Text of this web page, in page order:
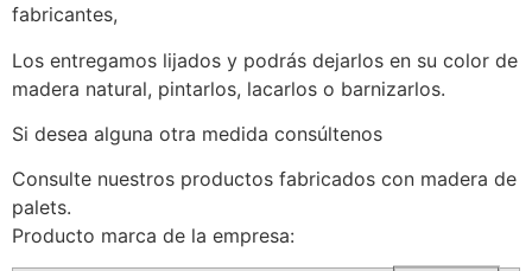
fabricantes,
Los entregamos lijados y podrás dejarlos en su color de
madera natural, pintarlos, lacarlos o barnizarlos.
Si desea alguna otra medida consúltenos
Consulte nuestros productos fabricados con madera de
palets.
Producto marca de la empresa: